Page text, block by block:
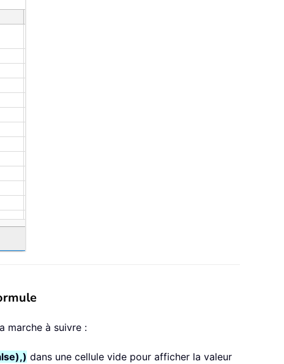
marche à suivre :
dans une cellule vide pour afficher la valeur